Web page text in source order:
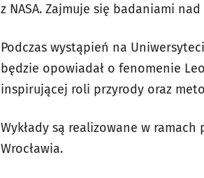
z NASA. Zajmuje się badaniami
Podczas wystąpień na
będzie opowiadał o fenomenie
inspirującej roli przyrody oraz
Wykłady są realizowane w ramach
Wrocławia.